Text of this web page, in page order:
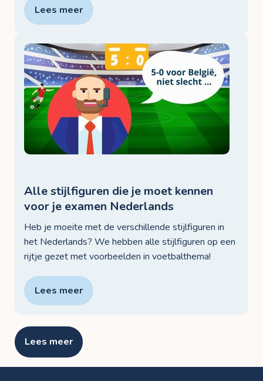
Lees meer
Alle stijlfiguren die je moet kennen
voor je examen Nederlands
Heb je moeite met de verschillende stijlfiguren in
het Nederlands? We hebben alle stijlfiguren op een
rijtje gezet met voorbeelden in voetbalthema!
Lees meer
Lees meer